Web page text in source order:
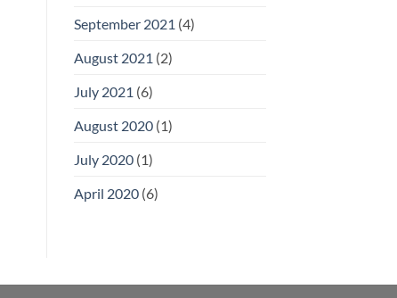
September 2021 (4)
August 2021 (2)
July 2021 (6)
August 2020(1)
July 2020(1)
April 2020(6)